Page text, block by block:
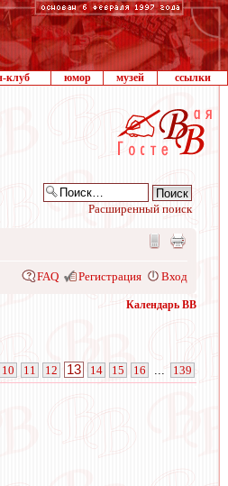
клуб юмор музей ссылки
Расширенный поиск
FAQ Регистрация Вход
Календарь ВВ
10 11 12 13 14 15 16 139